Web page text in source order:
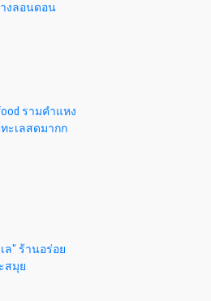
งลอนดอน
รามคำแหง
ะเลสดมากก
ล" ร้านอร่อย
สมุย